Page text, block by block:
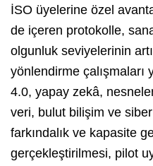
İSO üyelerine özel
de içeren protokolle,
olgunluk seviyelerinin
yönlendirme
4.0, yapay zekâ,
veri, bulut bilişim ve
farkındalık ve kapasite
gerçekleştirilmesi, pilot